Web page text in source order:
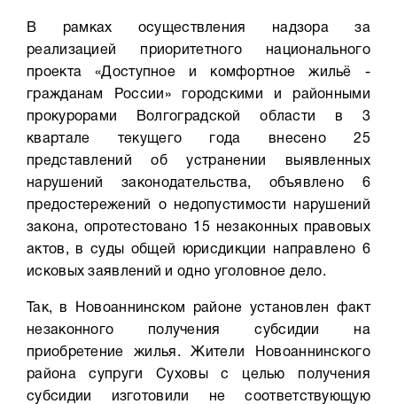
В рамках осуществления надзора за
реализацией приоритетного национального
проекта «Доступное и комфортное жильё -
гражданам России» городскими и районными
прокурорами Волгоградской области в 3
квартале текущего года внесено 25
представлений об устранении выявленных
нарушений законодательства, объявлено 6
предостережений о недопустимости нарушений
закона, опротестовано 15 незаконных правовых
актов, в суды общей юрисдикции направлено 6
исковых заявлений и одно уголовное дело.
Так, в Новоаннинском районе установлен факт
незаконного получения субсидии на
приобретение жилья. Жители Новоаннинского
района супруги Суховы с целью получения
субсидии изготовили не соответствующую